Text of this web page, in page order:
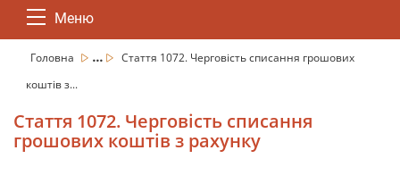
Меню
Головна ...
Стаття 1072. Черговість списання грошових
коштів з...
Стаття 1072. Черговість списання
грошових коштів з рахунку